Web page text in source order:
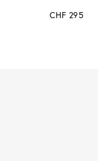
CHF 295